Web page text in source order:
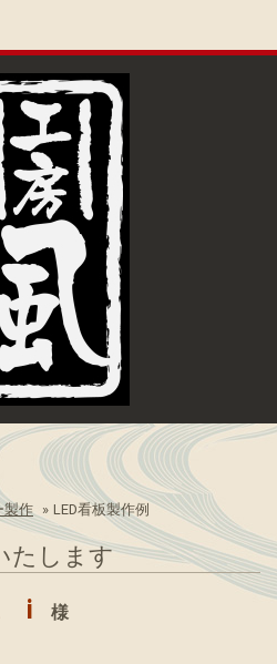
製作 » LED看板製作例
たします
i 様